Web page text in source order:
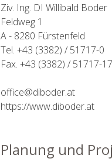
Ziv. Ing. DI Willibald Boder
Feldweg 1
A - 8280 Fürstenfeld
Tel. +43 (3382) / 51717-0
Fax. +43 (3382) / 51717-17
office@diboder.at
https://www.diboder.at
Planung und